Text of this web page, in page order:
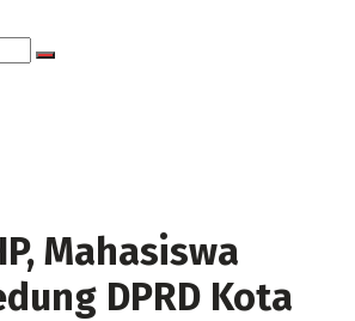
Mahasiswa
DPRD Kota